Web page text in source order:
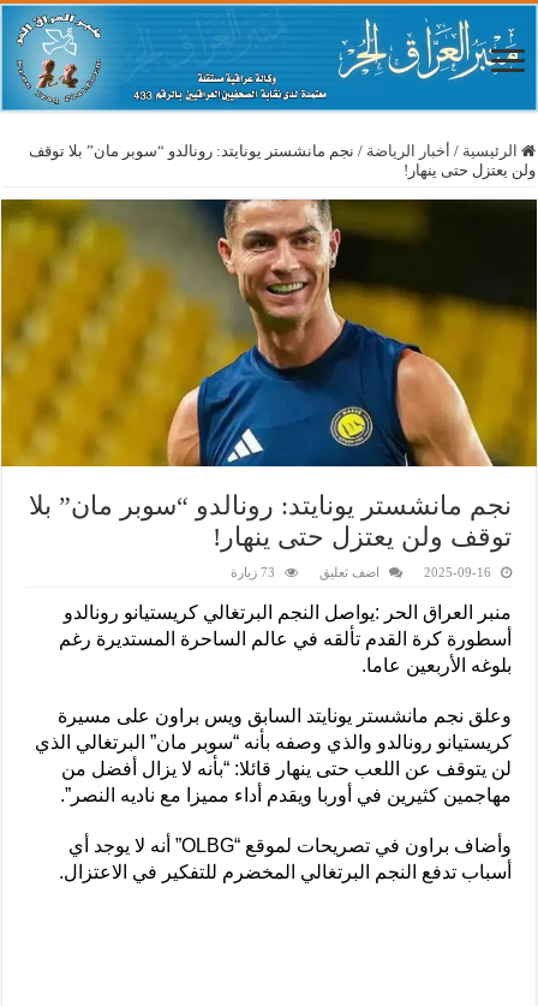
الرئيسية / أخبار الرياضة / نجم مانشستر يونايتد: رونالدو “سوبر مان” بلا توقف
ولن يعتزل حتى ينهار!
نجم مانشستر يونايتد: رونالدو “سوبر مان” بلا
توقف ولن يعتزل حتى ينهار!
2025-09-16 اضف تعليق 73 زيارة
منبر العراق الحر :يواصل النجم البرتغالي كريستيانو رونالدو
أسطورة كرة القدم تألقه في عالم الساحرة المستديرة رغم
بلوغه الأربعين عاما.
وعلق نجم مانشستر يونايتد السابق ويس براون على مسيرة
كريستيانو رونالدو والذي وصفه بأنه “سوبر مان” البرتغالي الذي
لن يتوقف عن اللعب حتى ينهار قائلا: “بأنه لا يزال أفضل من
مهاجمين كثيرين في أوربا ويقدم أداء مميزا مع ناديه النصر”.
وأضاف براون في تصريحات لموقع “OLBG” أنه لا يوجد أي
أسباب تدفع النجم البرتغالي المخضرم للتفكير في الاعتزال.